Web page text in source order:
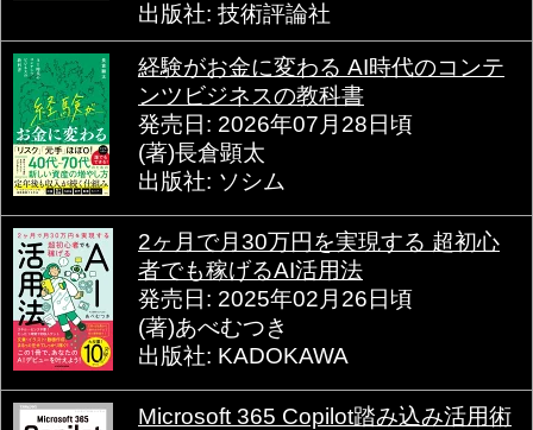
出版社: 技術評論社
経験がお金に変わる AI時代のコンテ
ンツビジネスの教科書
発売日: 2026年07月28日頃
(著)長倉顕太
出版社: ソシム
2ヶ月で月30万円を実現する 超初心
者でも稼げるAI活用法
発売日: 2025年02月26日頃
(著)あべむつき
出版社: KADOKAWA
Microsoft 365 Copilot踏み込み活用術